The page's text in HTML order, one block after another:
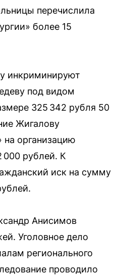
перечислила
более 15
инкриминируют
под видом
325 342 рубля 50
Жигалову
организацию
000 рублей. К
иск на сумму
Анисимов
Уголовное дело
регионального
проводило